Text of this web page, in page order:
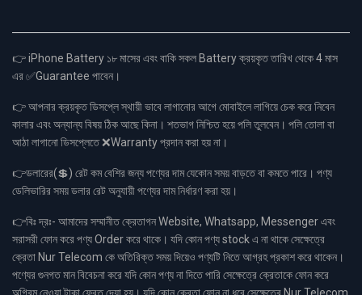
👉 iPhone Battery ১৮ মাসের এবং বাকি সকল Battery ক্রয়কৃত তারিখ থেকে 4 মাস
এর ✅Guarantee পাবেন।
👉 আপনার ক্রয়কৃত ডিসপ্লে স্থায়ী ভাবে লাগানোর আগে মোবাইলে লাগিয়ে চেক করে নিবেন
কালার এবং অন্যান্য বিষয় ঠিক আছে কিনা। শতভাগ নিশ্চিত হয়ে পলি তুলবেন। পলি তোলা বা
আঠা লাগানো ডিসপ্লেতে ❌Warranty প্রদান করা হয় না।
👉ডলারের(💲) রেট কম বেশির জন্য পণ্যের দাম যেকোন সময় বাড়তে বা কমতে পারে। পণ্য
ডেলিভারির সময় ডলার রেট অনুযায়ী পণ্যের দাম নির্ধারণ করা হয়।
👉বিঃ দ্রঃ- আমাদের সম্মানীত ক্রেতাগন Website, Whatsapp, Messenger এবং
সরাসরী ফোন করে পণ্য Order করে থাকে। যদি কোন পণ্য stock এ না থাকে সেক্ষেত্রে
ক্রেতা Nur Telecom কে অতিরিক্ত সময় দিয়েও পণ্যটি নিতে আগ্রহ প্রকাশ করে থাকেন।
পণ্যের গুনগত মান বিবেচনা করে যদি কোন পণ্য না দিতে পারি সেক্ষেত্রে ক্রেতাকে ফোন করে